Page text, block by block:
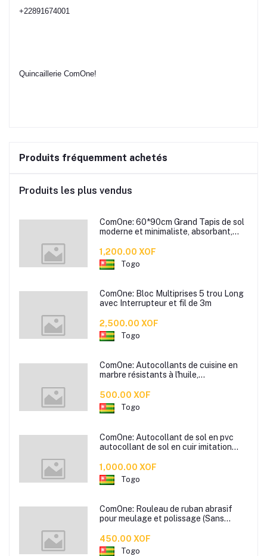
+22891674001
Quincaillerie ComOne!
Produits fréquemment achetés
Produits les plus vendus
ComOne: 60*90cm Grand Tapis de sol
moderne et minimaliste, absorbant,
toilettes, chambre à coucher, porte
d'entrée
1,200.00 XOF
Togo
ComOne: Bloc Multiprises 5 trou Long
avec Interrupteur et fil de 3m
2,500.00 XOF
Togo
ComOne: Autocollants de cuisine en
marbre résistants à l'huile,
résistants aux hautes températures,
hotte de cuisine, poêle, auto-adhésifs
imperméables et résistants
500.00 XOF
Togo
ComOne: Autocollant de sol en pvc
autocollant de sol en cuir imitation
posé directement colle de sol sans
formaldéhyde - disponible en plusieurs
couleurs
1,000.00 XOF
Togo
ComOne: Rouleau de ruban abrasif
pour meulage et polissage (Sans
450.00 XOF
Togo